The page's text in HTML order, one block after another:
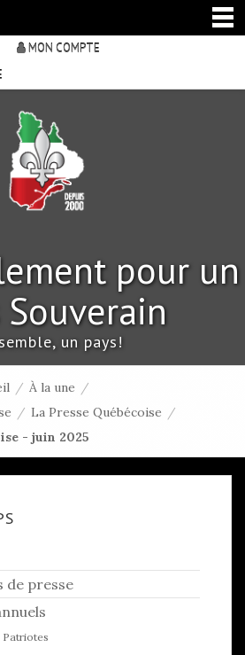
MON COMPTE
pour un
Souverain
un pays!
/ À la une /
/ La Presse Québécoise /
- juin 2025
de presse
Patriotes